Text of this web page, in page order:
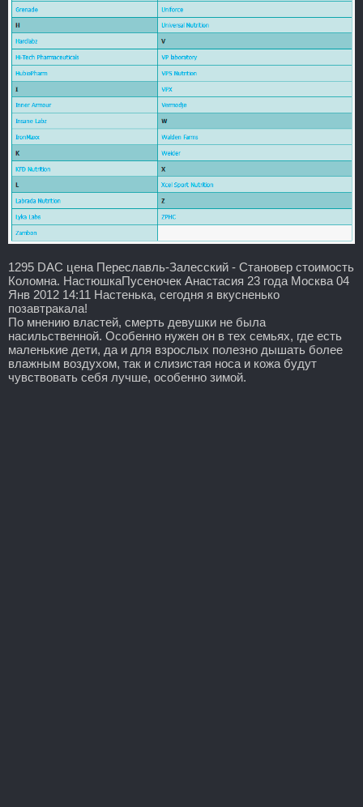
1295 DAC цена Переславль-Залесский - Становер стоимость
Коломна. НастюшкаПусеночек Анастасия 23 года Москва 04
Янв 2012 14:11 Настенька, сегодня я вкусненько
позавтракала!
По мнению властей, смерть девушки не была
насильственной. Особенно нужен он в тех семьях, где есть
маленькие дети, да и для взрослых полезно дышать более
влажным воздухом, так и слизистая носа и кожа будут
чувствовать себя лучше, особенно зимой.